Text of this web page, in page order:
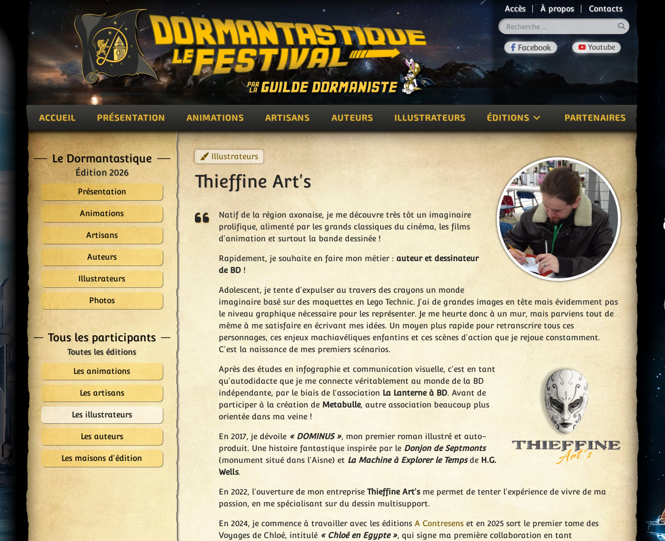
Accès À propos
Contacts
ACCUEIL PRÉSENTATION ANIMATIONS ARTISANS AUTEURS ILLUSTRATEURS ÉDITIONS PARTENAIRES
Le Dormantastique
Édition 2026
Présentation
Animations
Artisans
Auteurs
Illustrateurs
Photos
Tous les participants
Les animations
Les artisans
Les illustrateurs
Les auteurs
Les maisons d'édition
Illustrateurs
Thieffine Art's
Natif de la région axonaise, je me découvre très tôt un imaginaire
prolifique, alimenté par les grands classiques du cinéma, les films
d'animation et surtout la bande dessinée !
Rapidement, je souhaite en faire mon métier : auteur et dessinateur
de BD!
Adolescent, je tente d'expulser au travers des crayons un monde
imaginaire basé sur des maquettes en Lego Technic. J'ai de grandes images en tête mais évidemment pas
le niveau graphique nécessaire pour les représenter. Je me heurte donc à un mur, mais parviens tout de
même à me satisfaire en écrivant mes idées. Un moyen plus rapide pour retranscrire tous ces
personnages, ces enjeux machiavéliques enfantins et ces scènes d'action que je rejoue constamment.
C'est la naissance de mes premiers scénarios.
Après des études en infographie et communication visuelle, c'est en tant
qu'autodidacte que je me connecte véritablement au monde de la BD
indépendante, par le biais de l'association La Lanterne à BD. Avant de
participer à la création de Metabulle, autre association beaucoup plus
orientée dans ma veine !
En 2017, je dévoile « DOMINUS », mon premier roman illustré et auto-
produit. Une histoire fantastique inspirée par le Donjon de Septmonts
(monument situé dans l'Aisne) et La Machine à Explorer le Tempsde H.G.
Wells.
En 2022, l'ouverture de mon entreprise Thieffine Art'sme permet de tenter l'expérience de vivre de ma
passion, en me spécialisant sur du dessin multisupport.
En 2024, je commence à travailler avec les éditions A Contresenset en 2025 sort le premier tome des
Voyages de Chloé, intitulé « Chloé en Egypte », qui signe ma première collaboration en tant